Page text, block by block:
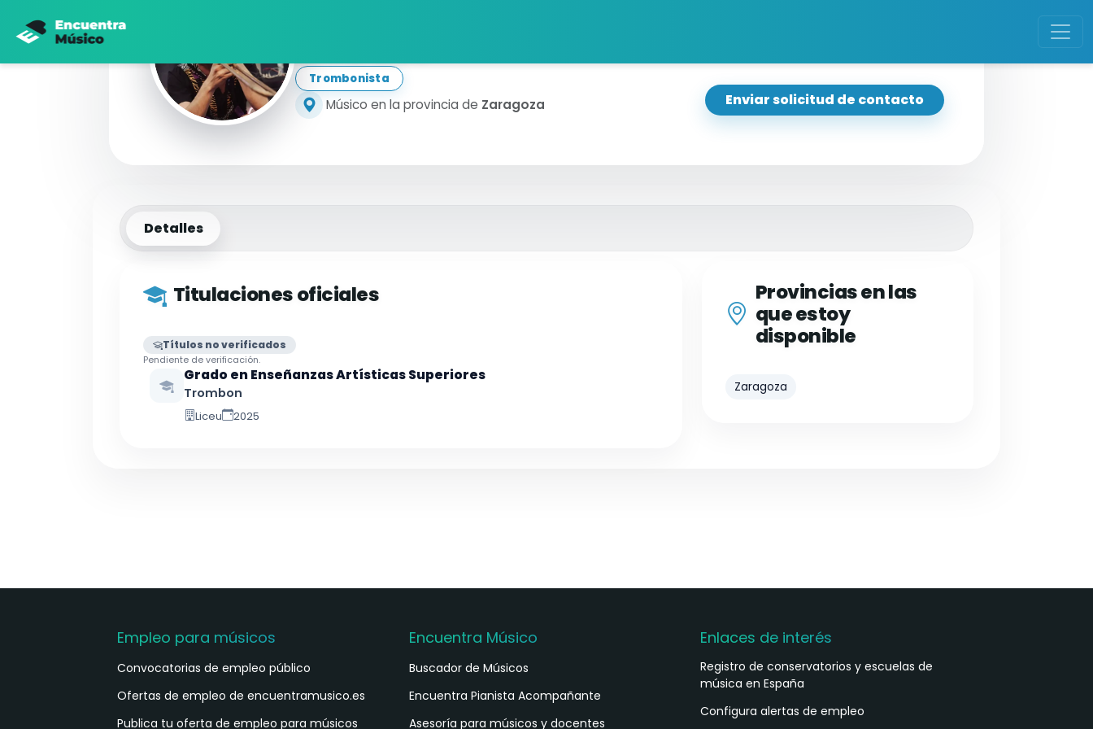
Trombonista
Músico en la provincia de Zaragoza Enviar solicitud de contacto
Detalles
Titulaciones oficiales
Títulos no verificados
Pendiente de verificación.
Grado en Enseñanzas Artísticas Superiores
Trombon
Liceu 2025
Provincias en las
que estoy
disponible
Zaragoza
Empleo para músicos
Convocatorias de empleo público
Ofertas de empleo de encuentramusico.es
Publica tu oferta de empleo para músicos
Encuentra Músico
Buscador de Músicos
Encuentra Pianista Acompañante
Asesoría para músicos y docentes
Enlaces de interés
Registro de conservatorios y escuelas de
música en España
Configura alertas de empleo